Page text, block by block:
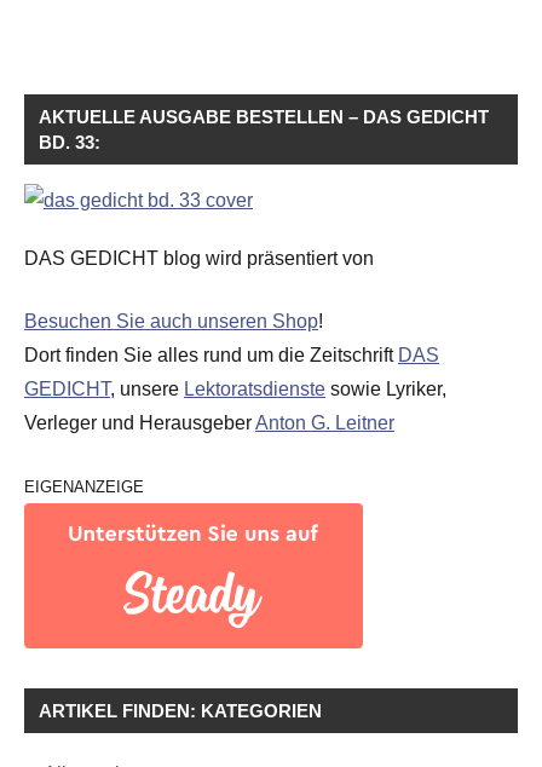
AKTUELLE AUSGABE BESTELLEN – DAS GEDICHT
BD. 33:
DAS GEDICHT blog wird präsentiert von
Besuchen Sie auch unseren Shop!
Dort finden Sie alles rund um die Zeitschrift DAS
GEDICHT, unsere Lektoratsdienste sowie Lyriker,
Verleger und HerausgeberAnton G. Leitner
EIGENANZEIGE
ARTIKEL FINDEN: KATEGORIEN